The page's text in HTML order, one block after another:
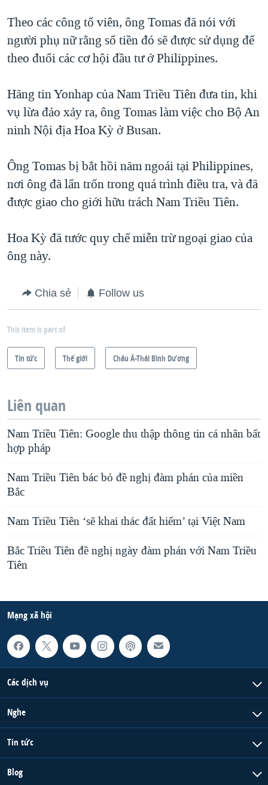
Theo các công tố viên, ông Tomas đã nói với
người phụ nữ rằng số tiền đó sẽ được sử dụng để
theo đuổi các cơ hội đầu tư ở Philippines.
Hãng tin Yonhap của Nam Triều Tiên đưa tin, khi
vụ lừa đảo xảy ra, ông Tomas làm việc cho Bộ An
ninh Nội địa Hoa Kỳ ở Busan.
Ông Tomas bị bắt hồi năm ngoái tại Philippines,
nơi ông đã lẩn trốn trong quá trình điều tra, và đã
được giao cho giới hữu trách Nam Triều Tiên.
Hoa Kỳ đã tước quy chế miễn trừ ngoại giao của
ông này.
Chia sẻ Follow us
This item is part of
Tin tức Thế giới Châu Á-Thái Bình Dương
Liên quan
Nam Triều Tiên: Google thu thập thông tin cá nhân bất
hợp pháp
Nam Triều Tiên bác bỏ đề nghị đàm phán của miền
Bắc
Nam Triều Tiên ‘sẽ khai thác đất hiếm’ tại Việt Nam
Bắc Triều Tiên đề nghị ngày đàm phán với Nam Triều
Tiên
Mạng xã hội
Các dịch vụ
Nghe
Tin tức
Blog